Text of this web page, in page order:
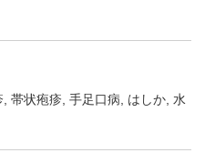
帯状疱疹 手足口病 はしか 水